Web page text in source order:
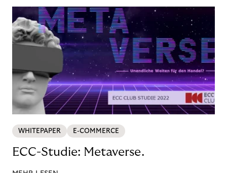
WHITEPAPER E-COMMERCE
ECC-Studie: Metaverse.